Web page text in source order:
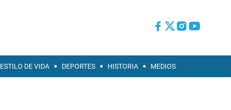
ESTILO DE VIDA DEPORTES HISTORIA MEDIOS